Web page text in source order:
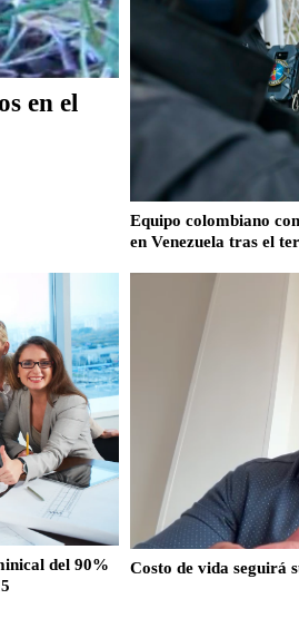
en el
Equipo colombiano
en Venezuela tras el
del 90%
Costo de vida seguirá